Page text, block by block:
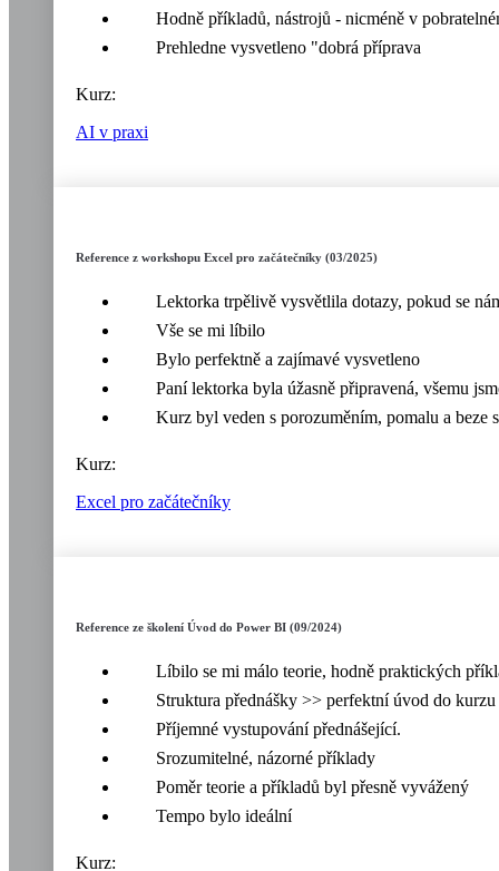
Hodně příkladů, nástrojů - nicméně v
Prehledne vysvetleno "dobrá příprava
Kurz:
AI v praxi
Reference z workshopu Excel pro začátečníky (03/2025)
Lektorka trpělivě vysvětlila dotazy, pokud se
Vše se mi líbilo
Bylo perfektně a zajímavé vysvetleno
Paní lektorka byla úžasně připravená, všemu
Kurz byl veden s porozuměním, pomalu a
Kurz:
Excel pro začátečníky
Reference ze školení Úvod do Power BI (09/2024)
Líbilo se mi málo teorie, hodně praktických
Struktura přednášky >> perfektní úvod do kurzu
Příjemné vystupování přednášející.
Srozumitelné, názorné příklady
Poměr teorie a příkladů byl přesně vyvážený
Tempo bylo ideální
Kurz: